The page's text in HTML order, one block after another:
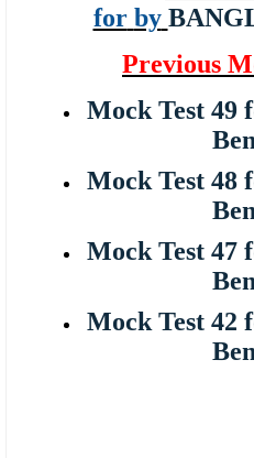
for by
Previous
Mock Test 49
Mock Test 48
Mock Test 47
Mock Test 42